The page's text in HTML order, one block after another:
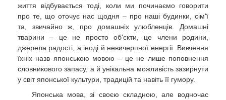
життя відбувається тоді, коли ми починаємо говорити
про те, що оточує нас щодня – про наші будинки, сім'ї
та, звичайно ж, про домашніх улюбленців. Домашні
тварини – це не просто об'єкти, це члени родини,
джерела радості, а іноді й невичерпної енергії. Вивчення
їхніх назв японською мовою – це не лише поповнення
словникового запасу, а й унікальна можливість зазирнути
у світ японської культури, традицій та навіть її гумору.
Японська мова, зі своєю складною, але водночас